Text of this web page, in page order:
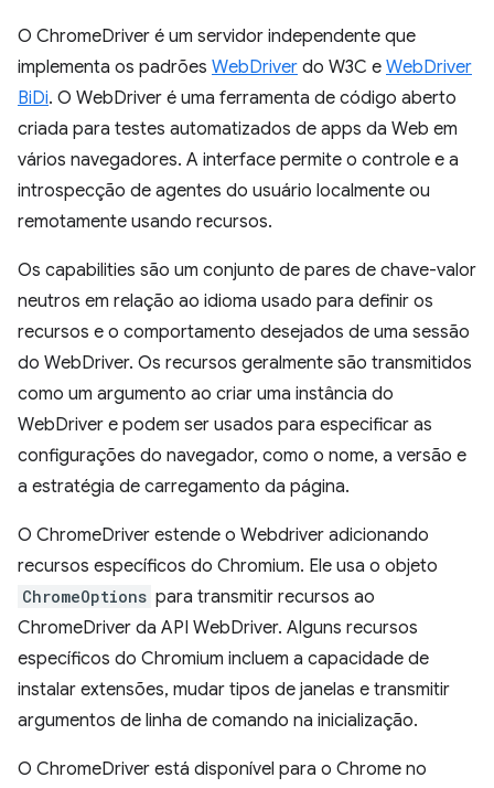
O ChromeDriver é um servidor independente que
implementa os padrões WebDriver do W3C e WebDriver
BiDi. O WebDriver é uma ferramenta de código aberto
criada para testes automatizados de apps da Web em
vários navegadores. A interface permite o controle e a
introspecção de agentes do usuário localmente ou
remotamente usando recursos.
Os capabilities são um conjunto de pares de chave-valor
neutros em relação ao idioma usado para definir os
recursos e o comportamento desejados de uma sessão
do WebDriver. Os recursos geralmente são transmitidos
como um argumento ao criar uma instância do
WebDriver e podem ser usados para especificar as
configurações do navegador, como o nome, a versão e
a estratégia de carregamento da página.
O ChromeDriver estende o Webdriver adicionando
recursos específicos do Chromium. Ele usa o objeto
ChromeOptions para transmitir recursos ao
ChromeDriver da API WebDriver. Alguns recursos
específicos do Chromium incluem a capacidade de
instalar extensões, mudar tipos de janelas e transmitir
argumentos de linha de comando na inicialização.
O ChromeDriver está disponível para o Chrome no